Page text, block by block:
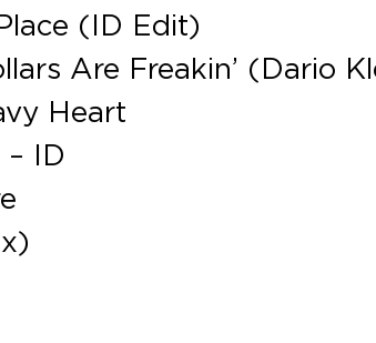
(ID Edit)
Are Freakin’ (Dario
Heart
ID